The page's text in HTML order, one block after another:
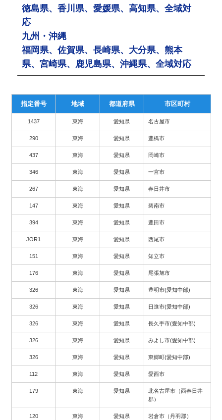
徳島県、香川県、愛媛県、高知県、全域対
応
九州・沖縄
福岡県、佐賀県、長崎県、大分県、熊本
県、宮崎県、鹿児島県、沖縄県、全域対応
指定番号 地域 都道府県 市区町村
1437 東海 愛知県 名古屋市
290 東海 愛知県 豊橋市
437 東海 愛知県 岡崎市
346 東海 愛知県 一宮市
267 東海 愛知県 春日井市
147 東海 愛知県 碧南市
394 東海 愛知県 豊田市
JOR1 東海 愛知県 西尾市
151 東海 愛知県 知立市
176 東海 愛知県 尾張旭市
326 東海 愛知県 豊明市(愛知中部)
326 東海 愛知県 日進市(愛知中部)
326 東海 愛知県 長久手市(愛知中部)
326 東海 愛知県 みよし市(愛知中部)
326 東海 愛知県 東郷町(愛知中部)
112 東海 愛知県 愛西市
179 東海 愛知県
北名古屋市（西春日井
郡）
120 東海 愛知県 岩倉市（丹羽郡）